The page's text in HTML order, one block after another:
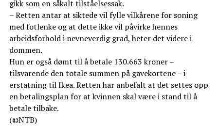
gikk som en såkalt tilståelsessak.
– Retten antar at siktede vil fylle vilkårene for soning
med fotlenke og at dette ikke vil påvirke hennes
arbeidsforhold i nevneverdig grad, heter det videre i
dommen.
Hun er også dømt til å betale 130.663 kroner –
tilsvarende den totale summen på gavekortene – i
erstatning til Ikea. Retten har anbefalt at det settes opp
en betalingsplan for at kvinnen skal være i stand til å
betale tilbake.
(©NTB)